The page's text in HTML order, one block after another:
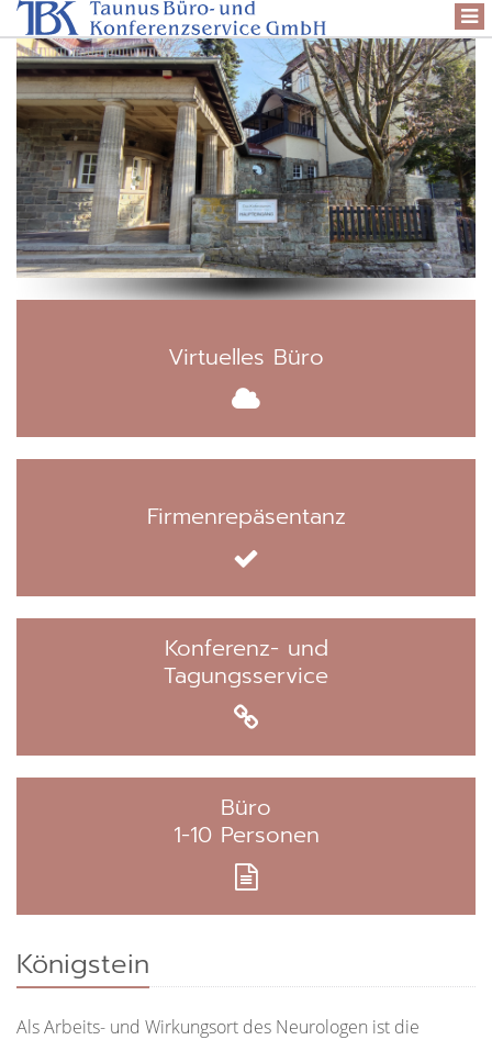
Virtuelles Büro
Firmenrepäsentanz
Konferenz- und
Tagungsservice
Büro
1-10 Personen
Königstein
Als Arbeits- und Wirkungsort des Neurologen ist die